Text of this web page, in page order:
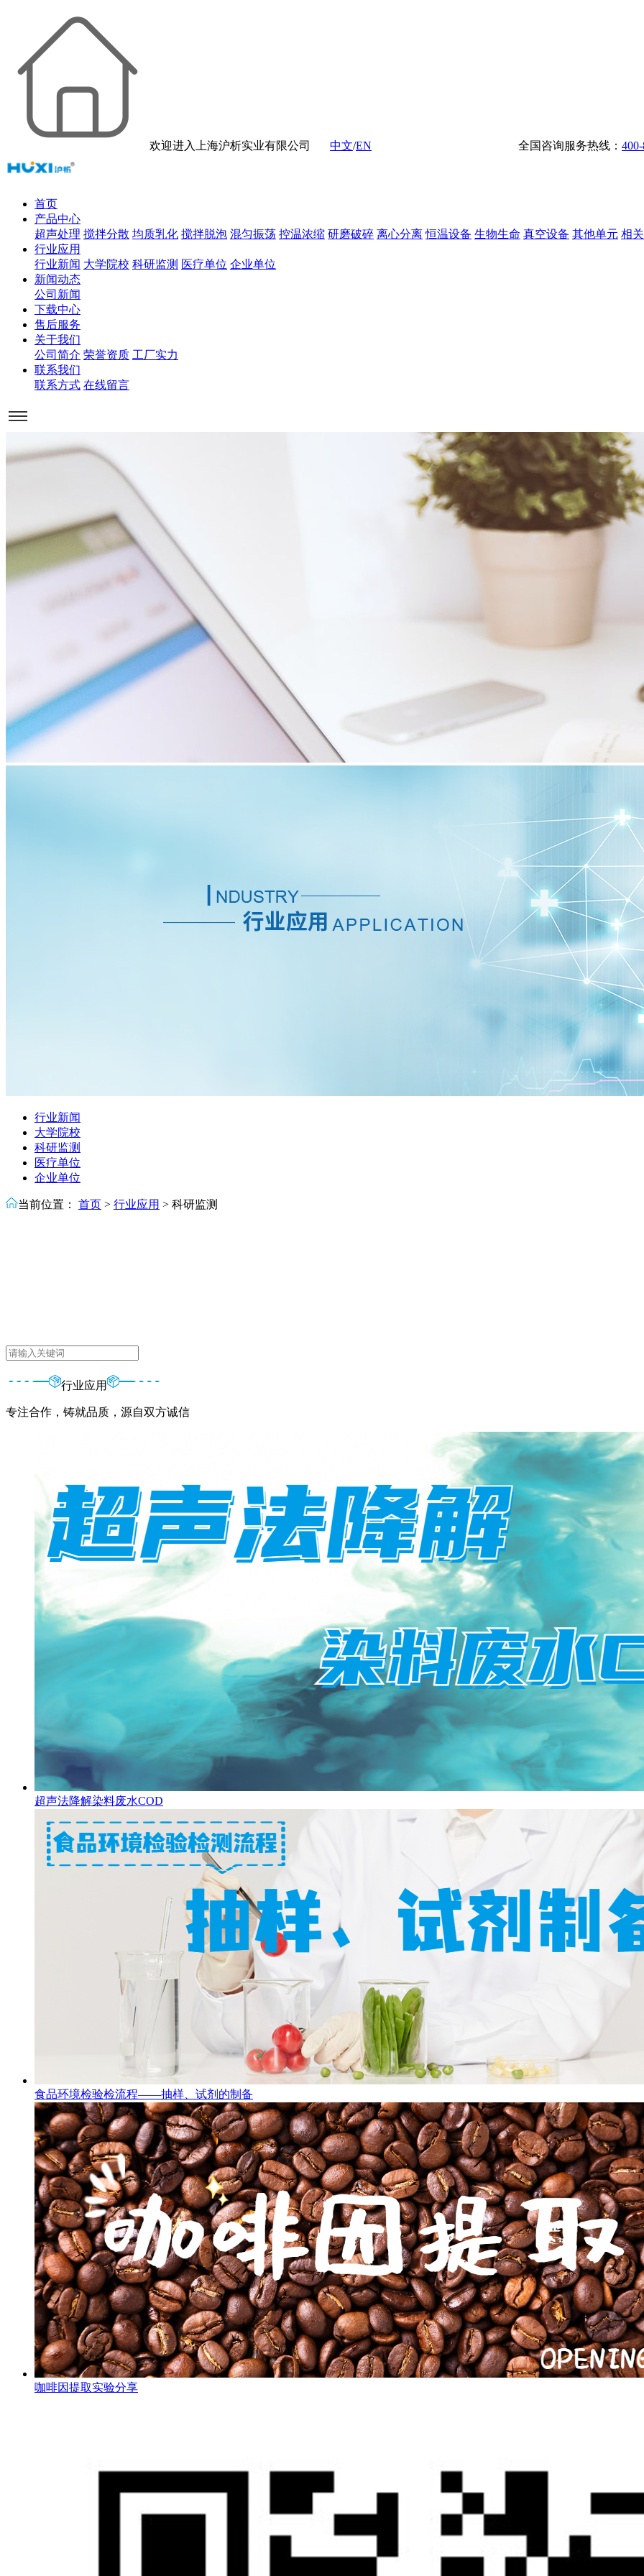
欢迎进入上海沪析实业有限公司 中文/EN 全国咨询服务热线：
首页
产品中心
超声处理 搅拌分散 均质乳化 搅拌脱泡 混匀振荡 控温浓缩 研磨破碎 离心分离 恒温设备 生物生命 真空设备 其他单元 相
行业应用
行业新闻 大学院校 科研监测 医疗单位 企业单位
新闻动态
公司新闻
下载中心
售后服务
关于我们
公司简介 荣誉资质 工厂实力
联系我们
联系方式 在线留言
行业新闻
大学院校
科研监测
医疗单位
企业单位
当前位置： 首页 > 行业应用 > 科研监测
行业应用
专注合作，铸就品质，源自双方诚信
超声法降解染料废水COD
食品环境检验检流程——抽样、试剂的制备
咖啡因提取实验分享